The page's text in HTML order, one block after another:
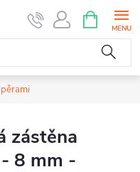
NÁKUPNÍ
KOŠÍK
zástěna
8 mm -